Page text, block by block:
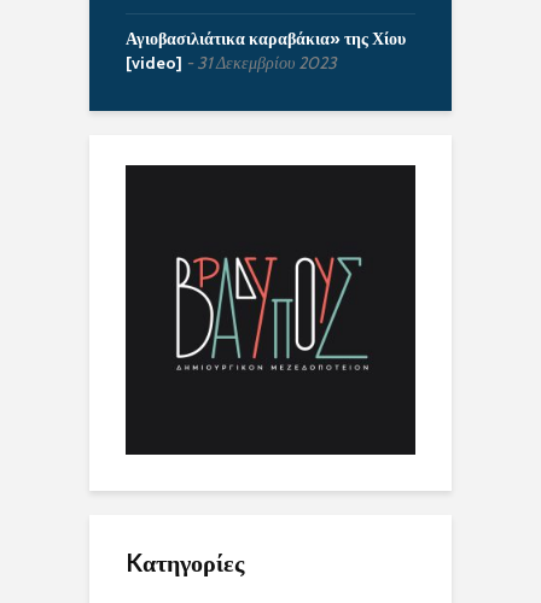
Αγιοβασιλιάτικα καραβάκια» της Χίου
[video]
31 Δεκεμβρίου 2023
Kατηγορίες